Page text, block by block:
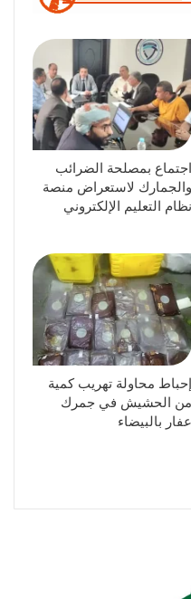
اجتماع بمصلحة الضرائب
والجمارك لاستعراض منصة
نظام التعليم الإلكتروني
إحباط محاولة تهريب كمية
من الحشيش في جمرك
عفار بالبيضاء